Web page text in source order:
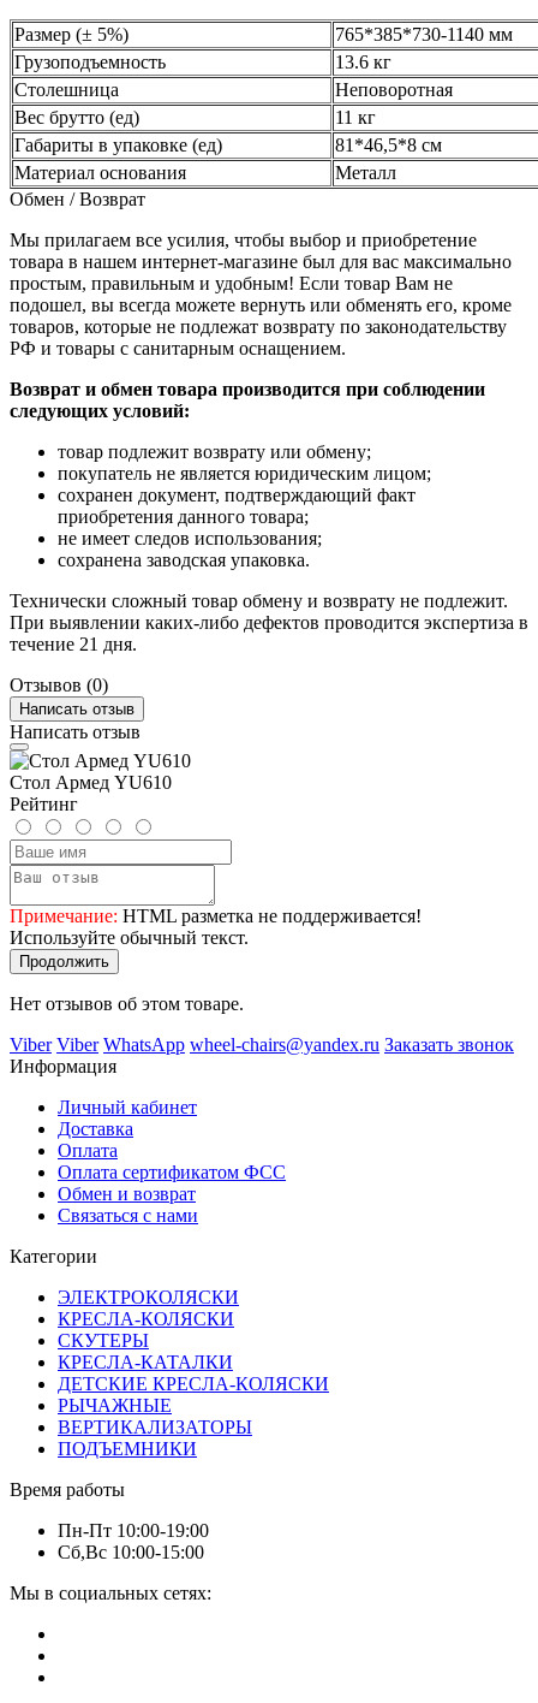
Размер (± 5%)
765*385*730-1140 мм
Грузоподъемность
13.6 кг
Столешница
Неповоротная
Вес брутто (ед)
11 кг
Габариты в упаковке (ед)
81*46,5*8 см
Материал основания
Металл
Обмен / Возврат
Мы прилагаем все усилия, чтобы выбор и приобретение
товара в нашем интернет-магазине был для вас максимально
простым, правильным и удобным! Если товар Вам не
подошел, вы всегда можете вернуть или обменять его, кроме
товаров, которые не подлежат возврату по законодательству
РФ и товары с санитарным оснащением.
Возврат и обмен товара производится при соблюдении
следующих условий:
товар подлежит возврату или обмену;
покупатель не является юридическим лицом;
сохранен документ, подтверждающий факт
приобретения данного товара;
не имеет следов использования;
сохранена заводская упаковка.
Технически сложный товар обмену и возврату не подлежит.
При выявлении каких-либо дефектов проводится экспертиза в
течение 21 дня.
Отзывов (0)
Написать отзыв
Написать отзыв
Стол Армед YU610
Рейтинг
Примечание: HTML разметка не поддерживается!
Используйте обычный текст.
Продолжить
Нет отзывов об этом товаре.
Viber Viber WhatsApp wheel-chairs@yandex.ru Заказать звонок
Информация
Личный кабинет
Доставка
Оплата
Оплата сертификатом ФСС
Обмен и возврат
Связаться с нами
Категории
ЭЛЕКТРОКОЛЯСКИ
КРЕСЛА-КОЛЯСКИ
СКУТЕРЫ
КРЕСЛА-КАТАЛКИ
ДЕТСКИЕ КРЕСЛА-КОЛЯСКИ
РЫЧАЖНЫЕ
ВЕРТИКАЛИЗАТОРЫ
ПОДЪЕМНИКИ
Время работы
Пн-Пт 10:00-19:00
Сб,Вс 10:00-15:00
Мы в социальных сетях: